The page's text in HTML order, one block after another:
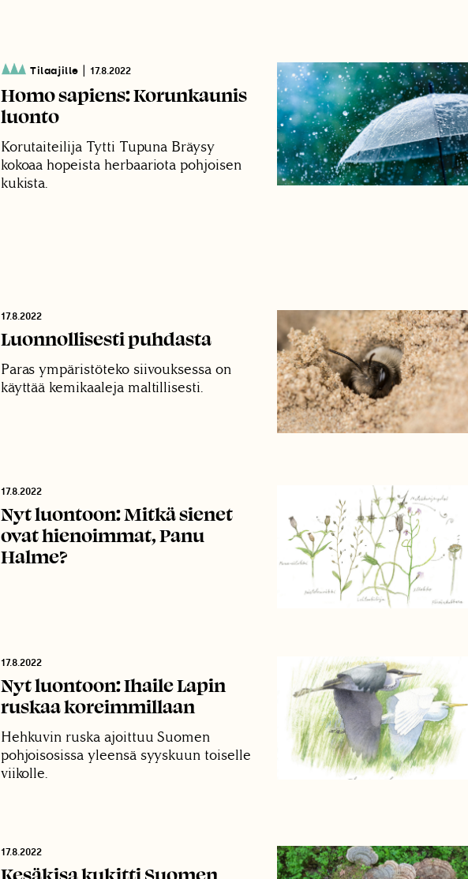
Tilaajille | 17.8.2022
Homo sapiens: Korunkaunis
luonto
Korutaiteilija Tytti Tupuna Bräysy
kokoaa hopeista herbaariota pohjoisen
kukista.
17.8.2022
Luonnollisesti puhdasta
Paras ympäristöteko siivouksessa on
käyttää kemikaaleja maltillisesti.
17.8.2022
Nyt luontoon: Mitkä sienet
ovat hienoimmat, Panu
Halme?
17.8.2022
Nyt luontoon: Ihaile Lapin
ruskaa koreimmillaan
Hehkuvin ruska ajoittuu Suomen
pohjoisosissa yleensä syyskuun toiselle
viikolle.
17.8.2022
Kesäkisa kukitti Suomen